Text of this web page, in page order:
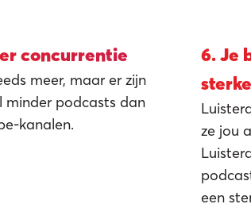
concurrentie
meer, maar er zijn
minder podcasts dan
kanalen.
6. Je
ze jou
een